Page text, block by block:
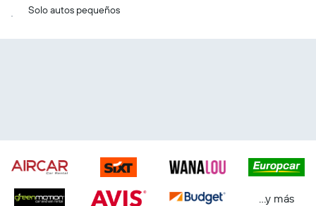
Solo autos pequeños
...y más